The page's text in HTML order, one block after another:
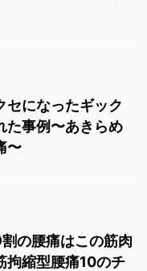
セになったギック
た事例〜あきらめ
〜
の腰痛はこの筋肉
拘縮型腰痛10のチ